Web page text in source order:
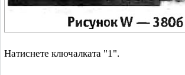
Натиснете ключалката "1".